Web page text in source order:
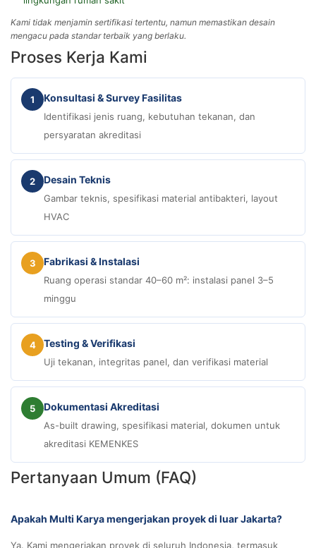
Kami tidak menjamin sertifikasi tertentu, namun memastikan desain
mengacu pada standar terbaik yang berlaku.
Proses Kerja Kami
1 Konsultasi & Survey Fasilitas
Identifikasi jenis ruang, kebutuhan tekanan, dan
persyaratan akreditasi
2 Desain Teknis
Gambar teknis, spesifikasi material antibakteri, layout
HVAC
3 Fabrikasi & Instalasi
Ruang operasi standar 40–60 m²: instalasi panel 3–5
minggu
4 Testing & Verifikasi
Uji tekanan, integritas panel, dan verifikasi material
5 Dokumentasi Akreditasi
As-built drawing, spesifikasi material, dokumen untuk
akreditasi KEMENKES
Pertanyaan Umum (FAQ)
Apakah Multi Karya mengerjakan proyek di luar Jakarta?
Ya. Kami mengerjakan proyek di seluruh Indonesia, termasuk